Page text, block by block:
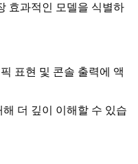
효과적인 모델을 식별하
표현 및 콘솔 출력에 액
더 깊이 이해할 수 있습